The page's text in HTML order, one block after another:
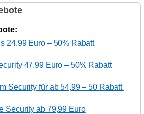
24,99 Euro – 50% Rabatt
47,99 Euro – 50% Rabatt
Security für ab 54,99 – 50 Rabatt
Security ab 79,99 Euro